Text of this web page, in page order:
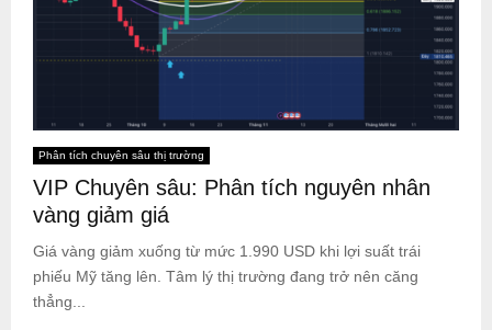
Phân tích chuyên sâu thị trường
VIP Chuyên sâu: Phân tích nguyên nhân
vàng giảm giá
Giá vàng giảm xuống từ mức 1.990 USD khi lợi suất trái
phiếu Mỹ tăng lên. Tâm lý thị trường đang trở nên căng
thẳng...